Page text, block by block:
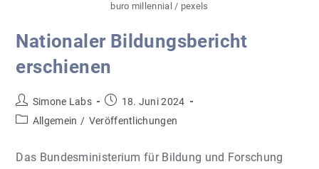
buro millennial / pexels
Nationaler Bildungsbericht
erschienen
Beitrags-
Autor:
Simone Labs
Beitrag
veröffentlicht:
18. Juni 2024
Beitrags-
Allgemein / Veröffentlichungen
Das Bundesministerium für Bildung und Forschung